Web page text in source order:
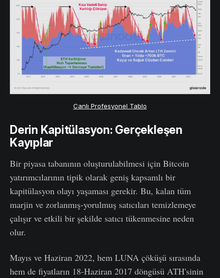
Canlı Profesyonel Tablo
Derin Kapitülasyon: Gerçekleşen
Kayıplar
Bir piyasa tabanının oluşturulabilmesi için Bitcoin
yatırımcılarının tipik olarak geniş kapsamlı bir
kapitülasyon olayı yaşaması gerekir. Bu, kalan tüm
marjin ve zorlanmış-yorulmuş satıcıları temizlemeye
çalışır ve etkili bir şekilde satıcı tükenmesine neden
olur.
Mayıs ve Haziran 2022, hem LUNA çöküşü sırasında
hem de fiyatların 18-Haziran 2017 döngüsü ATH'sinin